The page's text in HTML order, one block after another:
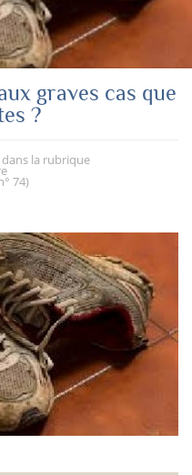
graves cas que
?
dans la rubrique
74)